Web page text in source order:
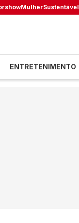
MulherSustentável
ENTRETENIMENTO